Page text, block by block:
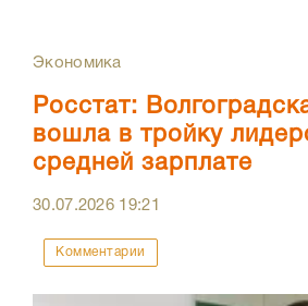
Экономика
Росстат:
вошла в тройку
средней зарплате
30.07.2026 19:21
Комментарии